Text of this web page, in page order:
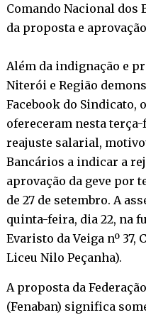
Comando Nacional dos
da proposta e
Além da indignação e
Niterói e Região
Facebook do Sindicato,
ofereceram nesta terça-
reajuste salarial,
Bancários a indicar a
aprovação da geve por
de 27 de setembro. A
quinta-feira, dia 22, na
Evaristo da Veiga nº 37,
Liceu Nilo Peçanha).
A proposta da
(Fenaban) significa